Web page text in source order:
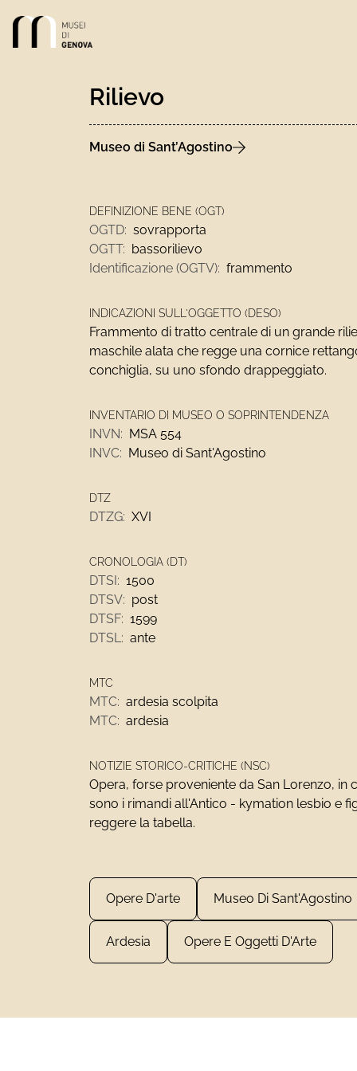
Link alla homepage
Rilievo
Museo di Sant’Agostino
DEFINIZIONE BENE (OGT)
OGTD: sovrapporta
OGTT: bassorilievo
Identificazione (OGTV): frammento
INDICAZIONI SULL'OGGETTO (DESO)
Frammento di tratto centrale di un grande
maschile alata che regge una cornice
conchiglia, su uno sfondo drappeggiato.
INVENTARIO DI MUSEO O SOPRINTENDENZA
INVN: MSA 554
INVC: Museo di Sant'Agostino
DTZ
DTZG: XVI
CRONOLOGIA (DT)
DTSI: 1500
DTSV: post
DTSF: 1599
DTSL: ante
MTC
MTC: ardesia scolpita
MTC: ardesia
NOTIZIE STORICO-CRITICHE (NSC)
Opera, forse proveniente da San Lorenzo, in
sono i rimandi all'Antico - kymation lesbio e
reggere la tabella.
Opere D'arte Museo Di Sant'Agostino
Ardesia Opere E Oggetti D'Arte